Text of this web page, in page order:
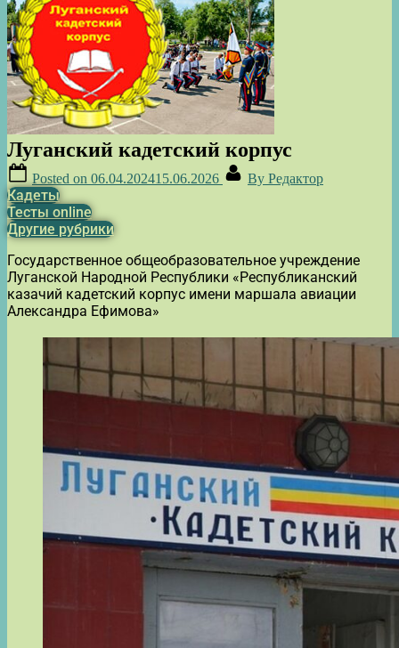
Луганский кадетский корпус
Posted on 06.04.202415.06.2026 By Редактор
Кадеты
Тесты online
Другие рубрики
Государственное общеобразовательное учреждение
Луганской Народной Республики «Республиканский
казачий кадетский корпус имени маршала авиации
Александра Ефимова»